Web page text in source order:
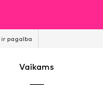
pagalba
Vaikams